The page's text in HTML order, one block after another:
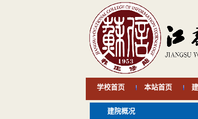
学校首页 本站首页
建院概况